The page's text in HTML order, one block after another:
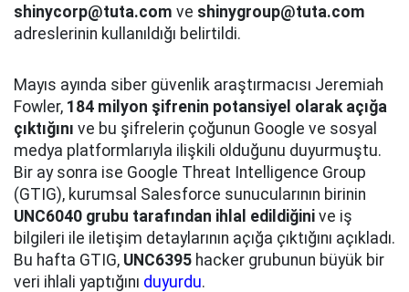
shinycorp@tuta.com ve shinygroup@tuta.com
adreslerinin kullanıldığı belirtildi.
Mayıs ayında siber güvenlik araştırmacısı Jeremiah
Fowler, 184 milyon şifrenin potansiyel olarak açığa
çıktığını ve bu şifrelerin çoğunun Google ve sosyal
medya platformlarıyla ilişkili olduğunu duyurmuştu.
Bir ay sonra ise Google Threat Intelligence Group
(GTIG), kurumsal Salesforce sunucularının birinin
UNC6040 grubu tarafından ihlal edildiğini ve iş
bilgileri ile iletişim detaylarının açığa çıktığını açıkladı.
Bu hafta GTIG, UNC6395 hacker grubunun büyük bir
veri ihlali yaptığını duyurdu.